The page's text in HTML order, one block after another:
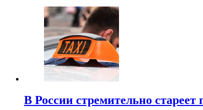
В России стремительно стареет